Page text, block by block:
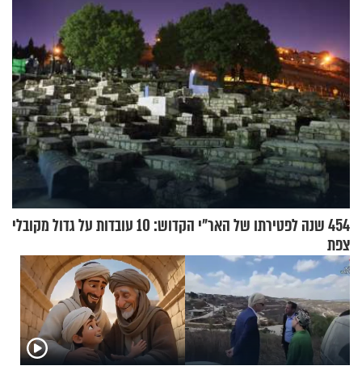
454 שנה לפטירתו של האר"י הקדוש: 10 עובדות על גדול מקובלי
צפת